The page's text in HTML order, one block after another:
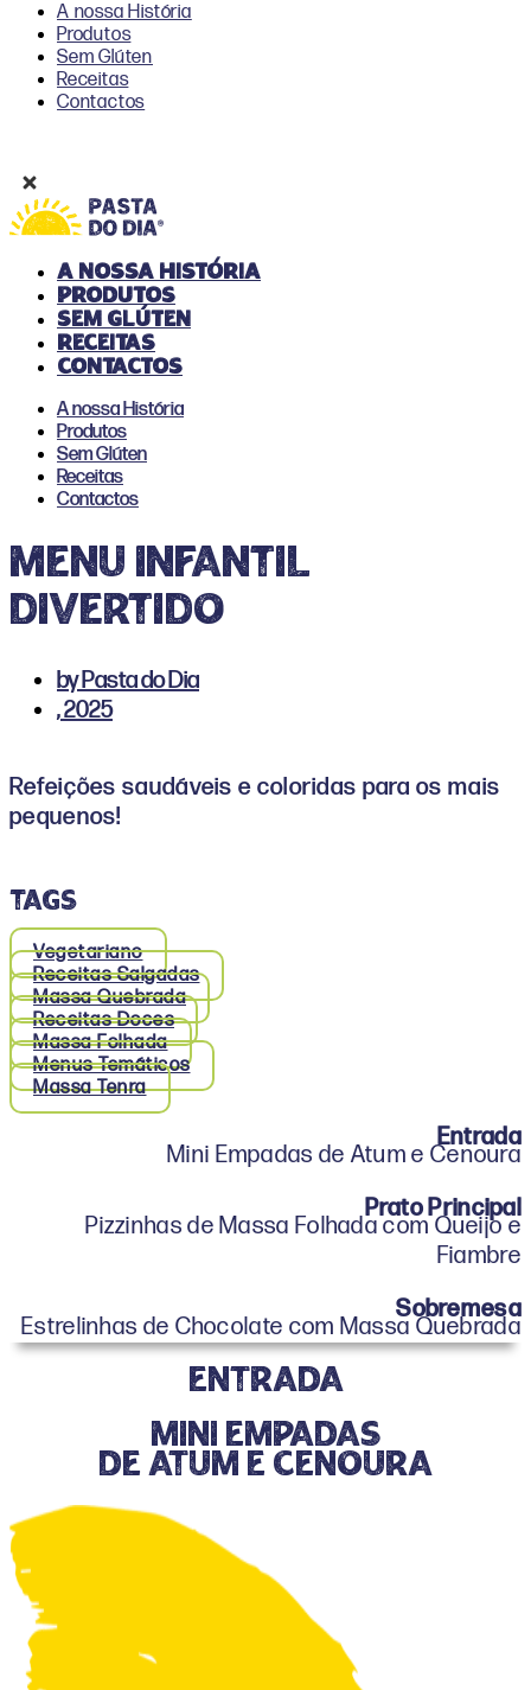
A nossa História
Produtos
Sem Glúten
Receitas
Contactos
A nossa História
Produtos
Sem Glúten
Receitas
Contactos
A nossa História
Produtos
Sem Glúten
Receitas
Contactos
MENU INFANTIL
DIVERTIDO
byPasta do Dia
,2025
Refeições saudáveis e coloridas para os mais
pequenos!
TAGS
Vegetariano
Receitas Salgadas
Massa Quebrada
Receitas Doces
Massa Folhada
Menus Temáticos
Massa Tenra
Entrada
Mini Empadas de Atum e Cenoura
Prato Principal
Pizzinhas de Massa Folhada com Queijo e
Fiambre
Sobremesa
Estrelinhas de Chocolate com Massa Quebrada
entrada
Mini Empadas
de Atum e Cenoura